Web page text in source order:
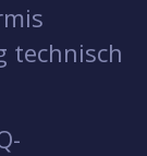
technisch